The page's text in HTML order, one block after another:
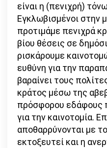
είναι η (πενιχρή)
Εγκλωβισμένοι στην
προτιμάμε πενιχρά
βίου θέσεις σε
ρισκάρουμε
ευθύνη για την
βαραίνει τους
κράτος μέσω της
πρόσφορου εδάφους
για την καινοτομία.
αποθαρρύνονται με
εκτοξευτεί και η